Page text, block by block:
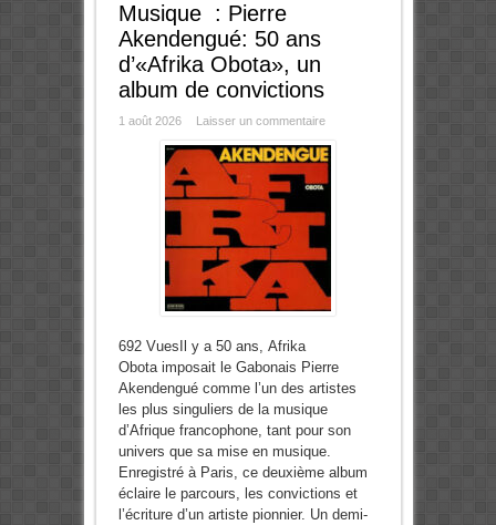
Musique : Pierre
Akendengué: 50 ans
d’«Afrika Obota», un
album de convictions
1 août 2026 Laisser un commentaire
692 VuesIl y a 50 ans, Afrika
Obota imposait le Gabonais Pierre
Akendengué comme l’un des artistes
les plus singuliers de la musique
d’Afrique francophone, tant pour son
univers que sa mise en musique.
Enregistré à Paris, ce deuxième album
éclaire le parcours, les convictions et
l’écriture d’un artiste pionnier. Un demi-